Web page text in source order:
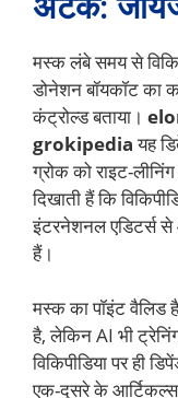
मस्क लंबे समय से
डोनेशन बॉयकॉट का
कंट्रोल्ड बताया।
grokipediaयह
ग्रोक को राइट-
दिखाती हैं कि
इंटरनेशनल एडिटर्स
हैं।
मस्क का पॉइंट वैलिड
है, लेकिन AI भी
विकिपीडिया पर ही
एक-दूसरे के आर्टिकल्स